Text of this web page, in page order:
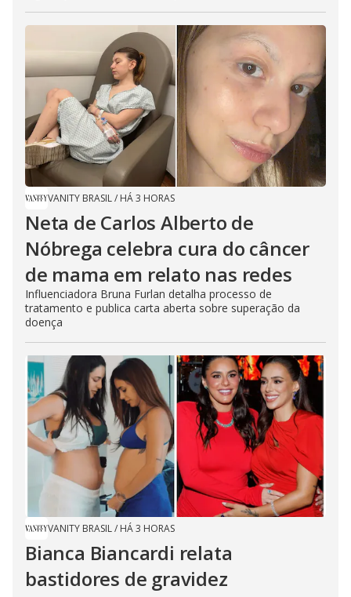
VANITY BRASIL/ HÁ 3 HORAS
Neta de Carlos Alberto de
Nóbrega celebra cura do câncer
de mama em relato nas redes
Influenciadora Bruna Furlan detalha processo de
tratamento e publica carta aberta sobre superação da
doença
VANITY BRASIL/ HÁ 3 HORAS
Bianca Biancardi relata
bastidores de gravidez